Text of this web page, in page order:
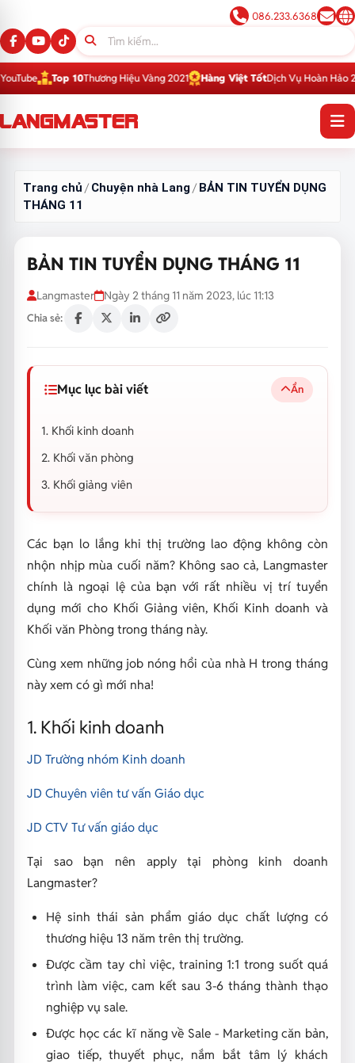
086.233.6368
Top 10Thương Hiệu Vàng 2021 Hàng Việt TốtDịch Vụ Hoàn Hảo 2016Top 1
Trang chủ /Chuyện nhà Lang/BẢN TIN TUYỂN DỤNG
THÁNG 11
BẢN TIN TUYỂN DỤNG THÁNG 11
Langmaster Ngày 2 tháng 11 năm 2023, lúc 11:13
Chia sẻ:
Mục lục bài viết Ẩn
1. Khối kinh doanh
2. Khối văn phòng
3. Khối giảng viên
Các bạn lo lắng khi thị trường lao động không còn
nhộn nhịp mùa cuối năm? Không sao cả, Langmaster
chính là ngoại lệ của bạn với rất nhiều vị trí tuyển
dụng mới cho Khối Giảng viên, Khối Kinh doanh và
Khối văn Phòng trong tháng này.
Cùng xem những job nóng hổi của nhà H trong tháng
này xem có gì mới nha!
1. Khối kinh doanh
JD Trường nhóm Kinh doanh
JD Chuyên viên tư vấn Giáo dục
JD CTV Tư vấn giáo dục
Tại sao bạn nên apply tại phòng kinh doanh
Langmaster?
Hệ sinh thái sản phẩm giáo dục chất lượng có
thương hiệu 13 năm trên thị trường.
Được cầm tay chỉ việc, training 1:1 trong suốt quá
trình làm việc, cam kết sau 3-6 tháng thành thạo
nghiệp vụ sale.
Được học các kĩ năng về Sale - Marketing căn bản,
giao tiếp, thuyết phục, nắm bắt tâm lý khách